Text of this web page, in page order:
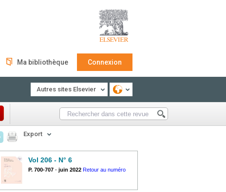
Ma bibliothèque Connexion
Autres sites Elsevier
Export
Vol 206 - N° 6
P. 700-707 - juin 2022 Retour au numéro